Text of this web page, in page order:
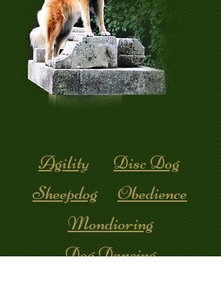
Agility
Sheepdog
Disc Dog
Obedience
Mondioring
Dog Dancing